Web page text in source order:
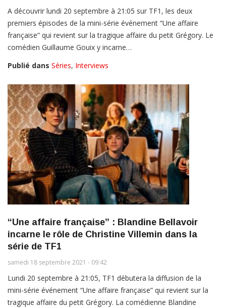
A découvrir lundi 20 septembre à 21:05 sur TF1, les deux
premiers épisodes de la mini-série événement “Une affaire
française” qui revient sur la tragique affaire du petit Grégory. Le
comédien Guillaume Gouix y incarne…
Publié dans Séries, Interviews
“Une affaire française” : Blandine Bellavoir
incarne le rôle de Christine Villemin dans la
série de TF1
samedi 18 septembre 2021 - 09:42
Lundi 20 septembre à 21:05, TF1 débutera la diffusion de la
mini-série événement “Une affaire française” qui revient sur la
tragique affaire du petit Grégory. La comédienne Blandine